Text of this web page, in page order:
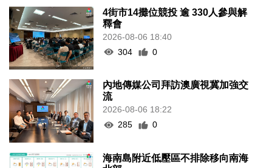
4街市14攤位競投 逾 330人參與解
釋會
2026-08-06 18:40
304
0
內地傳媒公司拜訪澳廣視冀加強交
流
2026-08-06 18:22
285
0
海南島附近低壓區不排除移向南海